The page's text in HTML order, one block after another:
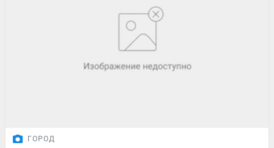
ГОРОД